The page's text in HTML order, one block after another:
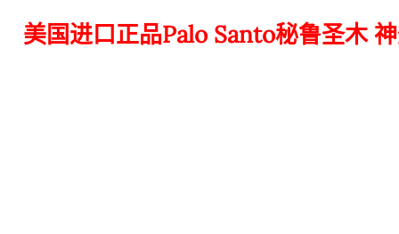
美国进口正品Palo Santo秘鲁圣木